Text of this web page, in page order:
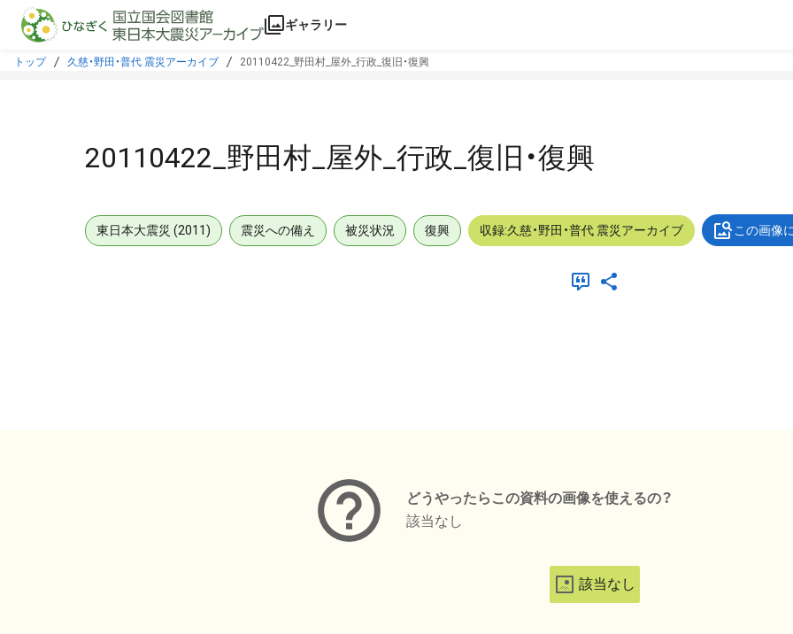
本文に飛ぶ
ギャラリー
トップ 久慈・野田・普代 震災アーカイブ 20110422_野田村_屋外_行政_復旧・復興
20110422_野田村_屋外_行政_復旧・復興
東日本大震災 (2011) 震災への備え 被災状況 復興 収録:久慈・野田・普代 震災アーカイブ この画像
どうやったらこの資料の画像を使えるの？
該当なし
該当なし